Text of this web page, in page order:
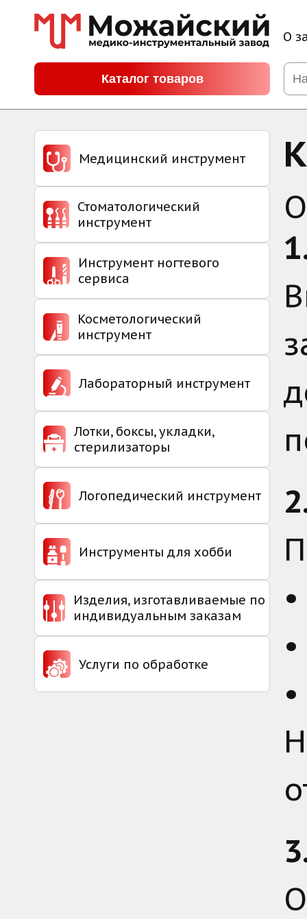
О
Каталог товаров
Медицинский инструмент
Стоматологический
инструмент
Инструмент ногтевого
сервиса
Косметологический
инструмент
Лабораторный инструмент
Лотки, боксы, укладки,
стерилизаторы
Логопедический инструмент
Инструменты для хобби
Изделия, изготавливаемые по
индивидуальным заказам
Услуги по обработке
•
•
•